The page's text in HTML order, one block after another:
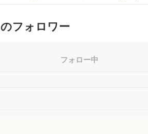
フォロワー
フォロー中